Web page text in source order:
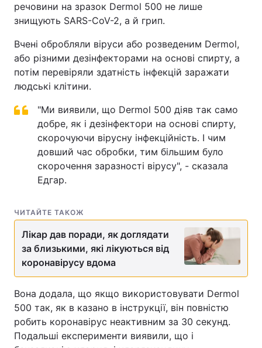
речовини на зразок Dermol 500 не лише
знищують SARS-CoV-2, а й грип.
Вчені обробляли віруси або розведеним Dermol,
або різними дезінфекторами на основі спирту, а
потім перевіряли здатність інфекцій заражати
людські клітини.
"Ми виявили, що Dermol 500 діяв так само
добре, як і дезінфектори на основі спирту,
скорочуючи вірусну інфекційність. І чим
довший час обробки, тим більшим було
скорочення заразності вірусу", - сказала
Едгар.
ЧИТАЙТЕ ТАКОЖ
Лікар дав поради, як доглядати
за близькими, які лікуються від
коронавірусу вдома
Вона додала, що якщо використовувати Dermol
500 так, як в казано в інструкції, він повністю
робить коронавірус неактивним за 30 секунд.
Подальші експерименти виявили, що і